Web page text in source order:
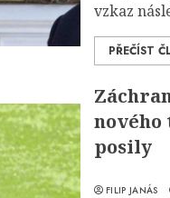
vzkaz
PŘEČÍST
posily
FILIP JANÁS